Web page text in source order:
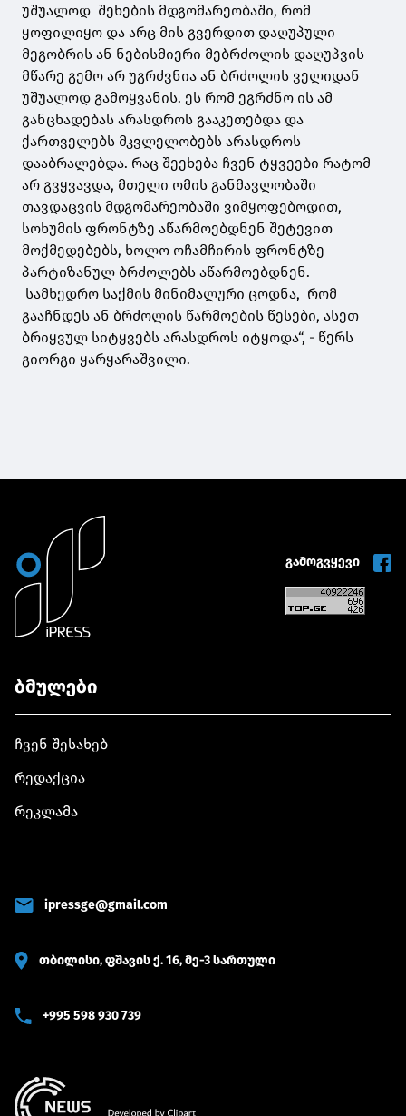
უშუალოდ შეხების მდგომარეობაში, რომ
ყოფილიყო და არც მის გვერდით დაღუპული
მეგობრის ან ნებისმიერი მებრძოლის დაღუპვის
მწარე გემო არ უგრძვნია ან ბრძოლის ველიდან
უშუალოდ გამოყვანის. ეს რომ ეგრძნო ის ამ
განცხადებას არასდროს გააკეთებდა და
ქართველებს მკვლელობებს არასდროს
დააბრალებდა. რაც შეეხება ჩვენ ტყვეები რატომ
არ გვყვავდა, მთელი ომის განმავლობაში
თავდაცვის მდგომარეობაში ვიმყოფებოდით,
სოხუმის ფრონტზე აწარმოებდნენ შეტევით
მოქმედებებს, ხოლო ოჩამჩირის ფრონტზე
პარტიზანულ ბრძოლებს აწარმოებდნენ.
სამხედრო საქმის მინიმალური ცოდნა, რომ
გააჩნდეს ან ბრძოლის წარმოების წესები, ასეთ
ბრიყვულ სიტყვებს არასდროს იტყოდა“, - წერს
გიორგი ყარყარაშვილი.
გამოგვყევი
ბმულები
ჩვენ შესახებ
რედაქცია
რეკლამა
ipressge@gmail.com
თბილისი, ფშავის ქ. 16, მე-3 სართული
+995 598 930 739